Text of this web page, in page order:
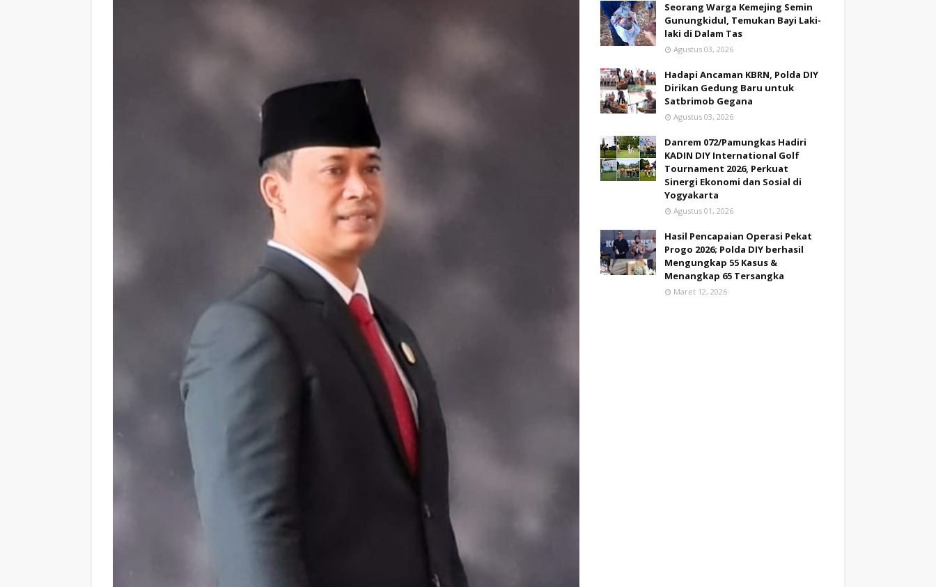
Seorang Warga Kemejing Semin
Gunungkidul, Temukan Bayi Laki-
laki di Dalam Tas
Agustus 03, 2026
Hadapi Ancaman KBRN, Polda DIY
Dirikan Gedung Baru untuk
Satbrimob Gegana
Agustus 03, 2026
Danrem 072/Pamungkas Hadiri
KADIN DIY International Golf
Tournament 2026, Perkuat
Sinergi Ekonomi dan Sosial di
Yogyakarta
Agustus 01, 2026
Hasil Pencapaian Operasi Pekat
Progo 2026; Polda DIY berhasil
Mengungkap 55 Kasus &
Menangkap 65 Tersangka
Maret 12, 2026